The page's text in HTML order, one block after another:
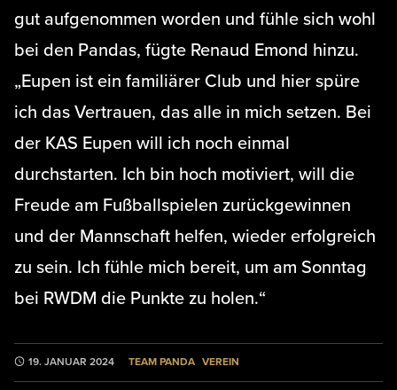
gut aufgenommen worden und fühle sich wohl
bei den Pandas, fügte Renaud Emond hinzu.
„Eupen ist ein familiärer Club und hier spüre
ich das Vertrauen, das alle in mich setzen. Bei
der KAS Eupen will ich noch einmal
durchstarten. Ich bin hoch motiviert, will die
Freude am Fußballspielen zurückgewinnen
und der Mannschaft helfen, wieder erfolgreich
zu sein. Ich fühle mich bereit, um am Sonntag
bei RWDM die Punkte zu holen.“
19. JANUAR 2024 TEAM PANDA VEREIN